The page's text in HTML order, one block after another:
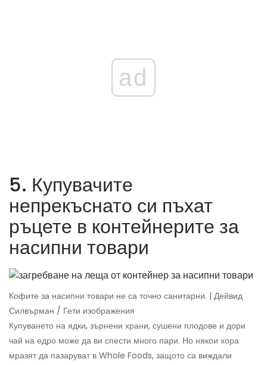
ad
5. Купувачите
непрекъснато си пъхат
ръцете в контейнерите за
насипни товари
Кофите за насипни товари не са точно санитарни. | Дейвид
Силвърман / Гети изображения
Купуването на ядки, зърнени храни, сушени плодове и дори
чай на едро може да ви спести много пари. Но някои хора
мразят да пазаруват в Whole Foods, защото са виждали